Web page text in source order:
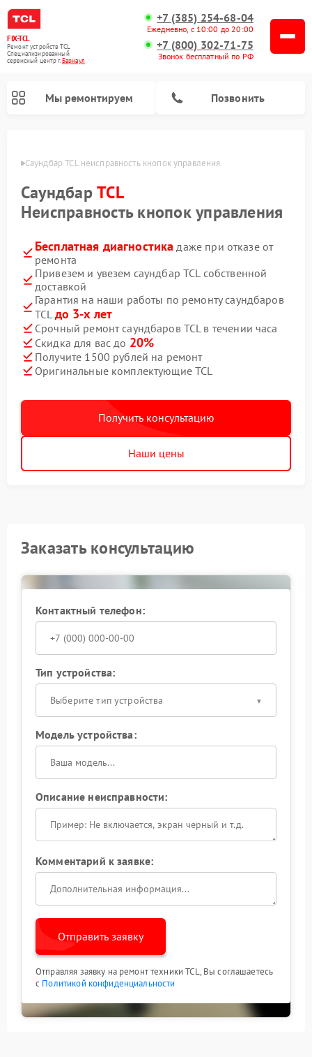
FIX-TCL
Ремонт устройств TCL
Специализированный
cервисный центр г.Барнаул
+7 (385) 254-68-04
Ежедневно, с 10:00 до 20:00
+7 (800) 302-71-75
Звонок бесплатный по РФ
Мы ремонтируем Позвонить
Саундбар TCL неисправность кнопок управления
СаундбарTCL
Неисправность кнопок управления
Бесплатная диагностика даже при отказе от
ремонта
Привезем и увезем саундбар TCL собственной
доставкой
Гарантия на наши работы по ремонту саундбаров
TCL до 3-х лет
Срочный ремонт саундбаров TCL в течении часа
Скидка для вас до 20%
Получите 1500 рублей на ремонт
Оригинальные комплектующие TCL
Получить консультацию
Наши цены
Заказать консультацию
Контактный телефон:
Тип устройства:
Выберите тип устройства
Модель устройства:
Описание неисправности:
Комментарий к заявке:
Отправить заявку
Отправляя заявку на ремонт техники TCL, Вы соглашаетесь
с Политикой конфиденциальности